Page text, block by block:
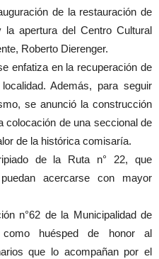
de la restauración de
apertura del Centro Cultural
Roberto Dierenger.
enfatiza en la recuperación de
Además, para seguir
se anunció la construcción
colocación de una seccional de
de la histórica comisaría.
de la Ruta n° 22, que
acercarse con mayor
n°62 de la Municipalidad de
como huésped de honor al
que lo acompañan por el